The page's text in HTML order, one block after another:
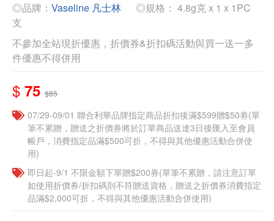
◎品牌： Vaseline 凡士林
◎規格： 4.8g克 x 1 x 1PC
支
不參加全站現折優惠，折價券&折扣碼活動與買一送一多
件優惠不得併用
$ 75 $85
07/29-09/01 聯合利華品牌指定商品折扣後滿$599贈$50劵(單
筆不累贈，贈送之折價券將於訂單商品送達3日後匯入至會員
帳戶，消費指定品滿$500可折，不得與其他優惠活動合併使
用)
即日起-9/1 不限金額下單贈$200券(單筆不累贈，請注意訂單
如使用折價券/折扣碼則不符贈送資格，贈送之折價券消費指定
品滿$2,000可折，不得與其他優惠活動合併使用)